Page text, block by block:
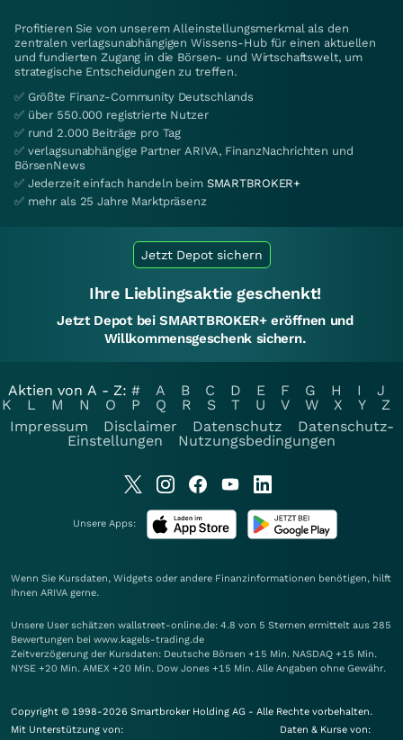
Profitieren Sie von unserem Alleinstellungsmerkmal als den
zentralen verlagsunabhängigen Wissens-Hub für einen aktuellen
und fundierten Zugang in die Börsen- und Wirtschaftswelt, um
strategische Entscheidungen zu treffen.
✅ Größte Finanz-Community Deutschlands
✅ über 550.000 registrierte Nutzer
✅ rund 2.000 Beiträge pro Tag
✅ verlagsunabhängige Partner ARIVA, FinanzNachrichten und
BörsenNews
✅ Jederzeit einfach handeln beim SMARTBROKER+
✅ mehr als 25 Jahre Marktpräsenz
Jetzt Depot sichern
Ihre Lieblingsaktie geschenkt!
Jetzt Depot bei SMARTBROKER+ eröffnen und
Willkommensgeschenk sichern.
Aktien von A - Z: # A B C D E F G H I
J
K
L M N O P Q R S T U V W X Y
Z
Impressum
Disclaimer Datenschutz
Datenschutz-
Einstellungen
Nutzungsbedingungen
Unsere Apps:
Wenn Sie Kursdaten, Widgets oder andere Finanzinformationen benötigen, hilft
Ihnen ARIVA gerne.
Unsere User schätzen wallstreet-online.de: 4.8 von 5 Sternen ermittelt aus 285
Bewertungen bei www.kagels-trading.de
Zeitverzögerung der Kursdaten: Deutsche Börsen +15 Min. NASDAQ +15 Min.
NYSE +20 Min. AMEX +20 Min. Dow Jones +15 Min. Alle Angaben ohne Gewähr.
Copyright © 1998-2026 Smartbroker Holding AG - Alle Rechte vorbehalten.
Mit Unterstützung von:
Daten & Kurse von: